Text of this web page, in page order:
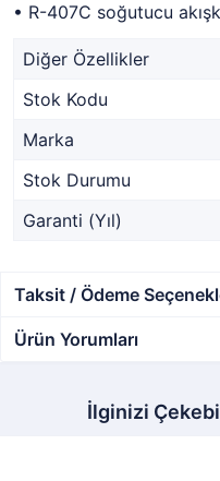
• R-407C soğutucu
Diğer Özellikler
Stok Kodu
Marka
Stok Durumu
Garanti (Yıl)
Taksit / Ödeme
Ürün Yorumları
İlginizi